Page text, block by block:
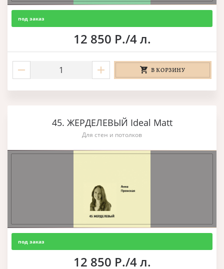
под заказ
12 850 Р./4 л.
В КОРЗИНУ
45. ЖЕРДЕЛЕВЫЙ Ideal Matt
Для стен и потолков
под заказ
12 850 Р./4 л.